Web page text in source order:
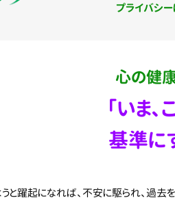
プライバシ
心の健
「いま、
基準に
と躍起になれば、不安に駆られ、過去